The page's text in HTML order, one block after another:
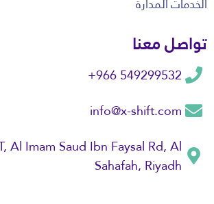
الخدمات المدارة
تواصل معنا
549299532 966+
info@x-shift.com
Al Imam Saud Ibn Faysal Rd, Al
Sahafah, Riyadhمرحبًا، هل تحتاج